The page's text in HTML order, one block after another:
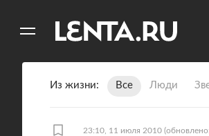
Из жизни Все Люди
23:10, 11 июля 2010